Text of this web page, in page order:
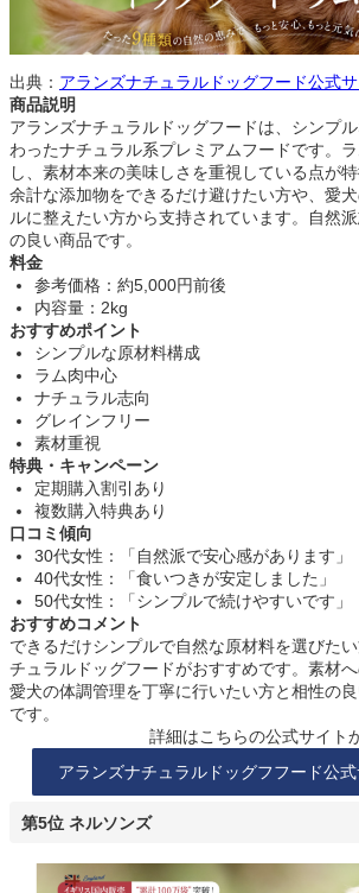
出典： アランズナチュラルドッグフード公式サ
商品説明
アランズナチュラルドッグフードは、シンプ
わったナチュラル系プレミアムフードです。
し、素材本来の美味しさを重視している点が特
余計な添加物をできるだけ避けたい方や、愛
ルに整えたい方から支持されています。自然
の良い商品です。
料金
参考価格：約5,000円前後
内容量：2kg
おすすめポイント
シンプルな原材料構成
ラム肉中心
ナチュラル志向
グレインフリー
素材重視
特典・キャンペーン
定期購入割引あり
複数購入特典あり
口コミ傾向
30代女性：「自然派で安心感があります」
40代女性：「食いつきが安定しました」
50代女性：「シンプルで続けやすいです」
おすすめコメント
できるだけシンプルで自然な原材料を選びた
チュラルドッグフードがおすすめです。素材へ
愛犬の体調管理を丁寧に行いたい方と相性の
です。
詳細はこちらの公式サイト
アランズナチュラルドッグフフード公
第5位 ネルソンズ